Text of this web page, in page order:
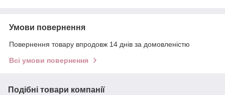
Умови повернення
Повернення товару впродовж 14 днів за домовленістю
Всі умови повернення
Подібні товари компанії